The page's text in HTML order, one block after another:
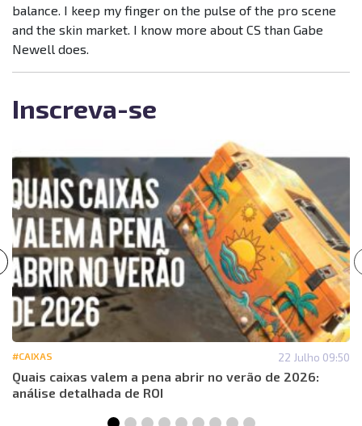
balance. I keep my finger on the pulse of the pro scene
and the skin market. I know more about CS than Gabe
Newell does.
Inscreva-se
#CAIXAS 22 Julho 09:50
Quais caixas valem a pena abrir no verão de 2026:
análise detalhada de ROI